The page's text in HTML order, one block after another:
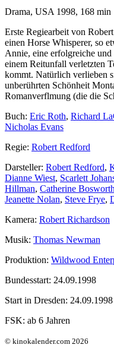
Drama, USA 1998, 168 min
Erste Regiearbeit von
einen Horse Whisperer, so
Annie, eine erfolgreiche
einem Reitunfall verletzten
kommt. Natürlich verlieben
unberührten Schönheit
Romanverflmung (die die
Buch: Eric Roth, Richard
Nicholas Evans
Regie: Robert Redford
Darsteller: Robert Redford,
Dianne Wiest, Scarlett
Hillman, Catherine Bosworth
Jeanette Nolan, Steve Frye,
Kamera: Robert Richardson
Musik: Thomas Newman
Produktion: Wildwood
Bundesstart: 24.09.1998
Start in Dresden: 24.09.1998
FSK: ab 6 Jahren
© kinokalender.com 2026